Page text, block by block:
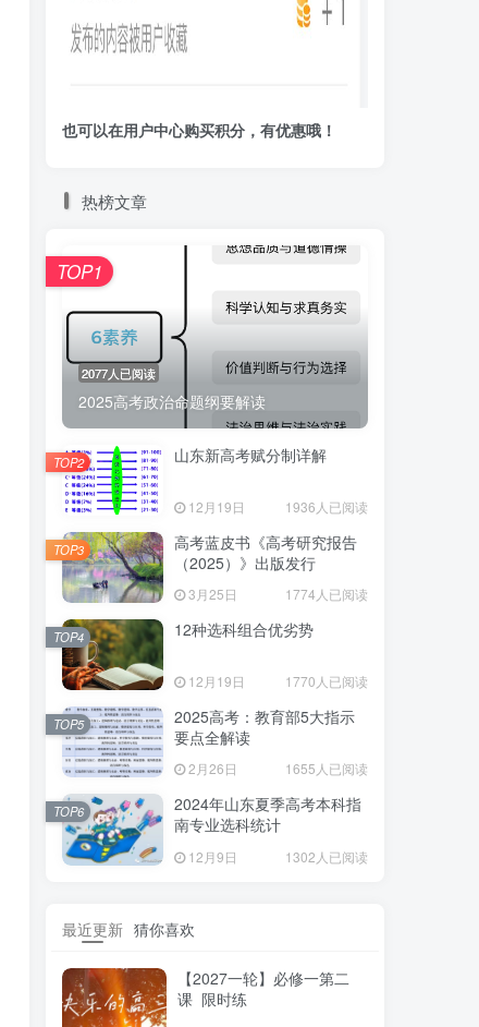
也可以在用户中心购买积分，有优惠哦！
热榜文章
2077人已阅读
2025高考政治命题纲要解读
TOP1
山东新高考赋分制详解
12月19日 1936人已阅读
TOP2
高考蓝皮书《高考研究报告
（2025）》出版发行
3月25日 1774人已阅读
TOP3
12种选科组合优劣势
12月19日 1770人已阅读
TOP4
2025高考：教育部5大指示
要点全解读
2月26日 1655人已阅读
TOP5
2024年山东夏季高考本科指
南专业选科统计
12月9日 1302人已阅读
TOP6
最近更新 猜你喜欢
【2027一轮】必修一第二
课 限时练